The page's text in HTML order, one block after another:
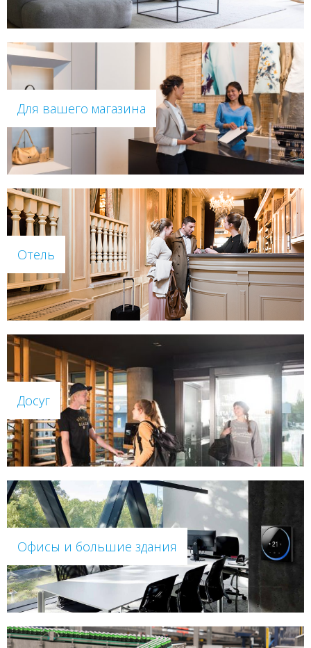
Для вашего магазина
Отель
Досуг
Офисы и большие здания